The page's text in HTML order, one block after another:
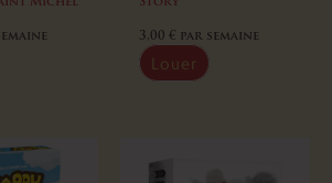
Michel
Story
3,00 € par semaine
Louer